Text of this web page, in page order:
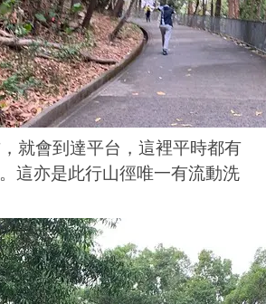
就會到達平台，這裡平時都有
這亦是此行山徑唯一有流動洗